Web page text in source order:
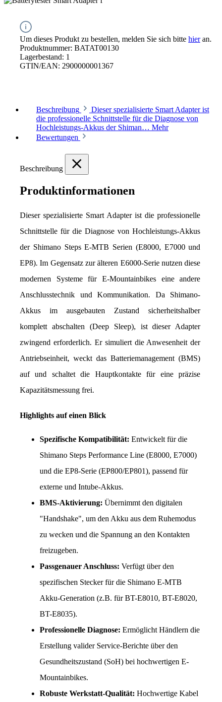
Um dieses Produkt zu bestellen, melden Sie sich bitte hieran.
Produktnummer: BATAT00130
Lagerbestand: 1
GTIN/EAN: 2900000001367
Beschreibung
Dieser spezialisierte Smart Adapter ist
die professionelle Schnittstelle für die Diagnose von
Hochleistungs-Akkus der Shiman… Mehr
Bewertungen
Beschreibung
Produktinformationen
Dieser spezialisierte Smart Adapter ist die professionelle
Schnittstelle für die Diagnose von Hochleistungs-Akkus
der Shimano Steps E-MTB Serien (E8000, E7000 und
EP8). Im Gegensatz zur älteren E6000-Serie nutzen diese
modernen Systeme für E-Mountainbikes eine andere
Anschlusstechnik und Kommunikation. Da Shimano-
Akkus im ausgebauten Zustand sicherheitshalber
komplett abschalten (Deep Sleep), ist dieser Adapter
zwingend erforderlich. Er simuliert die Anwesenheit der
Antriebseinheit, weckt das Batteriemanagement (BMS)
auf und schaltet die Hauptkontakte für eine präzise
Kapazitätsmessung frei.
Highlights auf einen Blick
Spezifische Kompatibilität: Entwickelt für die
Shimano Steps Performance Line (E8000, E7000)
und die EP8-Serie (EP800/EP801), passend für
externe und Intube-Akkus.
BMS-Aktivierung: Übernimmt den digitalen
"Handshake", um den Akku aus dem Ruhemodus
zu wecken und die Spannung an den Kontakten
freizugeben.
Passgenauer Anschluss: Verfügt über den
spezifischen Stecker für die Shimano E-MTB
Akku-Generation (z.B. für BT-E8010, BT-E8020,
BT-E8035).
Professionelle Diagnose: Ermöglicht Händlern die
Erstellung valider Service-Berichte über den
Gesundheitszustand (SoH) bei hochwertigen E-
Mountainbikes.
Robuste Werkstatt-Qualität: Hochwertige Kabel